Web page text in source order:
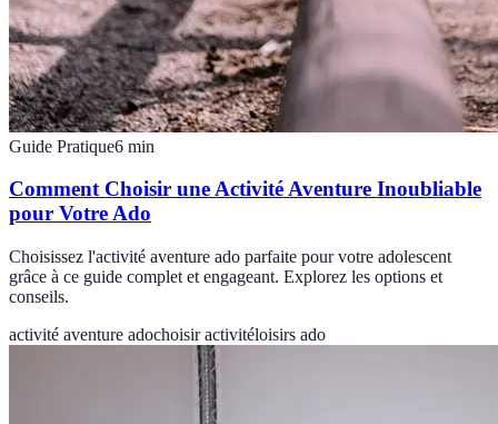
Guide Pratique6 min
Comment Choisir une Activité Aventure Inoubliable
pour Votre Ado
Choisissez l'activité aventure ado parfaite pour votre adolescent
grâce à ce guide complet et engageant. Explorez les options et
conseils.
activité aventure adochoisir activitéloisirs ado